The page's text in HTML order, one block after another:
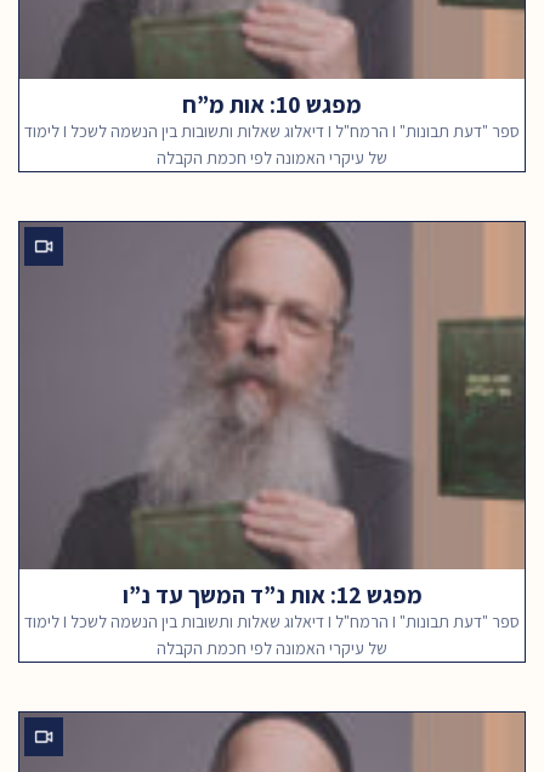
מפגש 10: אות מ”ח
ספר "דעת תבונות" I הרמח"ל I דיאלוג שאלות ותשובות בין הנשמה לשכל I לימוד
של עיקרי האמונה לפי חכמת הקבלה
מפגש 12: אות נ”ד המשך עד נ”ו
ספר "דעת תבונות" I הרמח"ל I דיאלוג שאלות ותשובות בין הנשמה לשכל I לימוד
של עיקרי האמונה לפי חכמת הקבלה